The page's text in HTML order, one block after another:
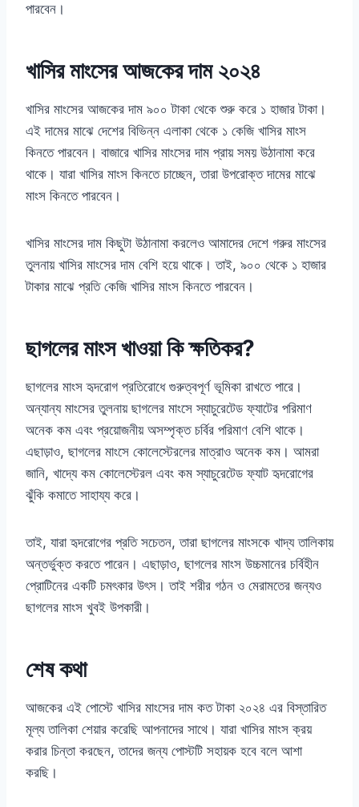
পারবেন।
খাসির মাংসের আজকের দাম ২০২৪
খাসির মাংসের আজকের দাম ৯০০ টাকা থেকে শুরু করে ১ হাজার টাকা।
এই দামের মাঝে দেশের বিভিন্ন এলাকা থেকে ১ কেজি খাসির মাংস
কিনতে পারবেন। বাজারে খাসির মাংসের দাম প্রায় সময় উঠানামা করে
থাকে। যারা খাসির মাংস কিনতে চাচ্ছেন, তারা উপরোক্ত দামের মাঝে
মাংস কিনতে পারবেন।
খাসির মাংসের দাম কিছুটা উঠানামা করলেও আমাদের দেশে গরুর মাংসের
তুলনায় খাসির মাংসের দাম বেশি হয়ে থাকে। তাই, ৯০০ থেকে ১ হাজার
টাকার মাঝে প্রতি কেজি খাসির মাংস কিনতে পারবেন।
ছাগলের মাংস খাওয়া কি ক্ষতিকর?
ছাগলের মাংস হৃদরোগ প্রতিরোধে গুরুত্বপূর্ণ ভূমিকা রাখতে পারে।
অন্যান্য মাংসের তুলনায় ছাগলের মাংসে স্যাচুরেটেড ফ্যাটের পরিমাণ
অনেক কম এবং প্রয়োজনীয় অসম্পৃক্ত চর্বির পরিমাণ বেশি থাকে।
এছাড়াও, ছাগলের মাংসে কোলেস্টেরলের মাত্রাও অনেক কম। আমরা
জানি, খাদ্যে কম কোলেস্টেরল এবং কম স্যাচুরেটেড ফ্যাট হৃদরোগের
ঝুঁকি কমাতে সাহায্য করে।
তাই, যারা হৃদরোগের প্রতি সচেতন, তারা ছাগলের মাংসকে খাদ্য তালিকায়
অন্তর্ভুক্ত করতে পারেন। এছাড়াও, ছাগলের মাংস উচ্চমানের চর্বিহীন
প্রোটিনের একটি চমৎকার উৎস। তাই শরীর গঠন ও মেরামতের জন্যও
ছাগলের মাংস খুবই উপকারী।
শেষ কথা
আজকের এই পোস্টে খাসির মাংসের দাম কত টাকা ২০২৪ এর বিস্তারিত
মূল্য তালিকা শেয়ার করেছি আপনাদের সাথে। যারা খাসির মাংস ক্রয়
করার চিন্তা করছেন, তাদের জন্য পোস্টটি সহায়ক হবে বলে আশা
করছি।